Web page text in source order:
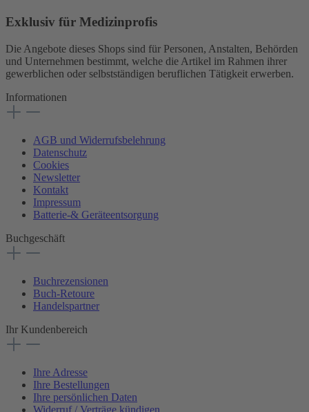
Exklusiv für Medizinprofis
Die Angebote dieses Shops sind für Personen, Anstalten, Behörden
und Unternehmen bestimmt, welche die Artikel im Rahmen ihrer
gewerblichen oder selbstständigen beruflichen Tätigkeit erwerben.
Informationen
AGB und Widerrufsbelehrung
Datenschutz
Cookies
Newsletter
Kontakt
Impressum
Batterie-& Geräteentsorgung
Buchgeschäft
Buchrezensionen
Buch-Retoure
Handelspartner
Ihr Kundenbereich
Ihre Adresse
Ihre Bestellungen
Ihre persönlichen Daten
Widerruf / Verträge kündigen